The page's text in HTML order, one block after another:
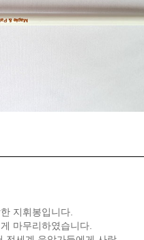
지휘봉입니다.
마무리하였습니다.